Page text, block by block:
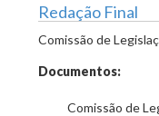
Redação Final
Comissão de
Documentos:
Comissão de